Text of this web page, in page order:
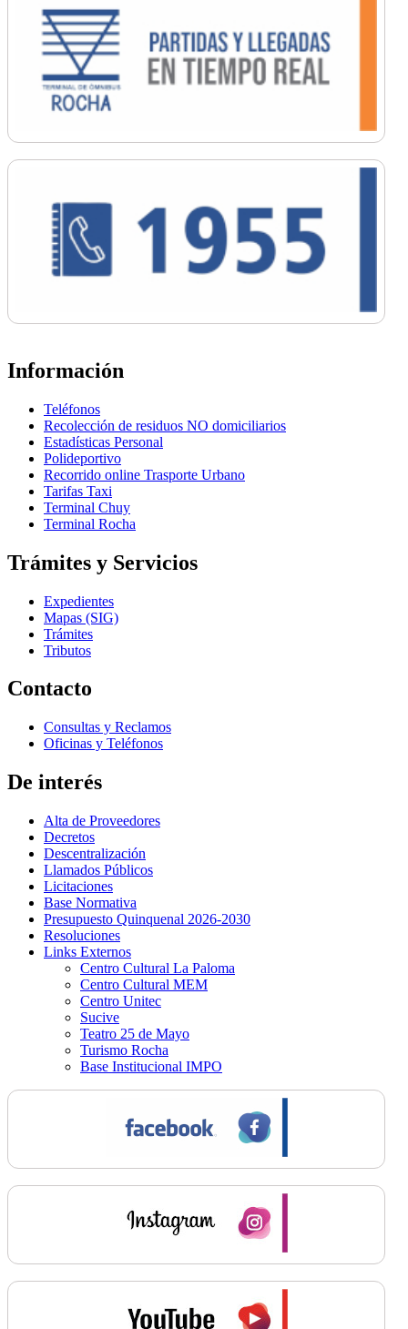
Información
Teléfonos
Recolección de residuos NO domiciliarios
Estadísticas Personal
Polideportivo
Recorrido online Trasporte Urbano
Tarifas Taxi
Terminal Chuy
Terminal Rocha
Trámites y Servicios
Expedientes
Mapas (SIG)
Trámites
Tributos
Contacto
Consultas y Reclamos
Oficinas y Teléfonos
De interés
Alta de Proveedores
Decretos
Descentralización
Llamados Públicos
Licitaciones
Base Normativa
Presupuesto Quinquenal 2026-2030
Resoluciones
Links Externos
Centro Cultural La Paloma
Centro Cultural MEM
Centro Unitec
Sucive
Teatro 25 de Mayo
Turismo Rocha
Base Institucional IMPO